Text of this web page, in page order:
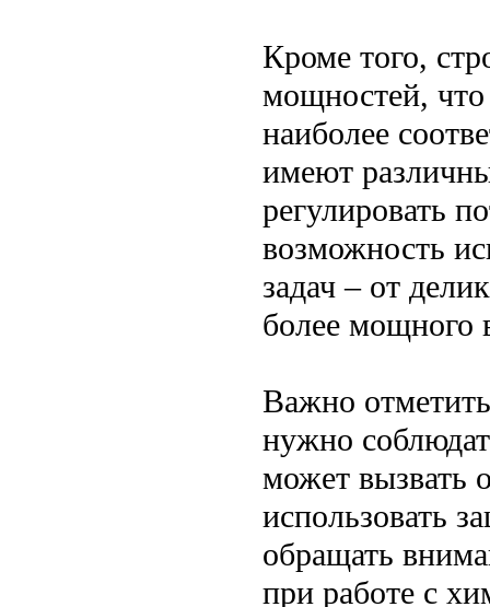
Кроме того,
мощностей, что
наиболее
имеют
регулировать
возможность
задач – от
более мощного
Важно
нужно
может вызвать
использовать
обращать
при работе с